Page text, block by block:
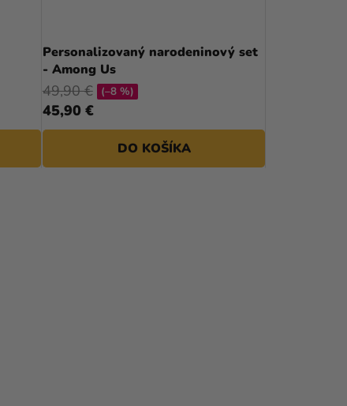
Personalizovaný narodeninový set
- Among Us
45,90 €
49,90 € (–8 %)
DO KOŠÍKA